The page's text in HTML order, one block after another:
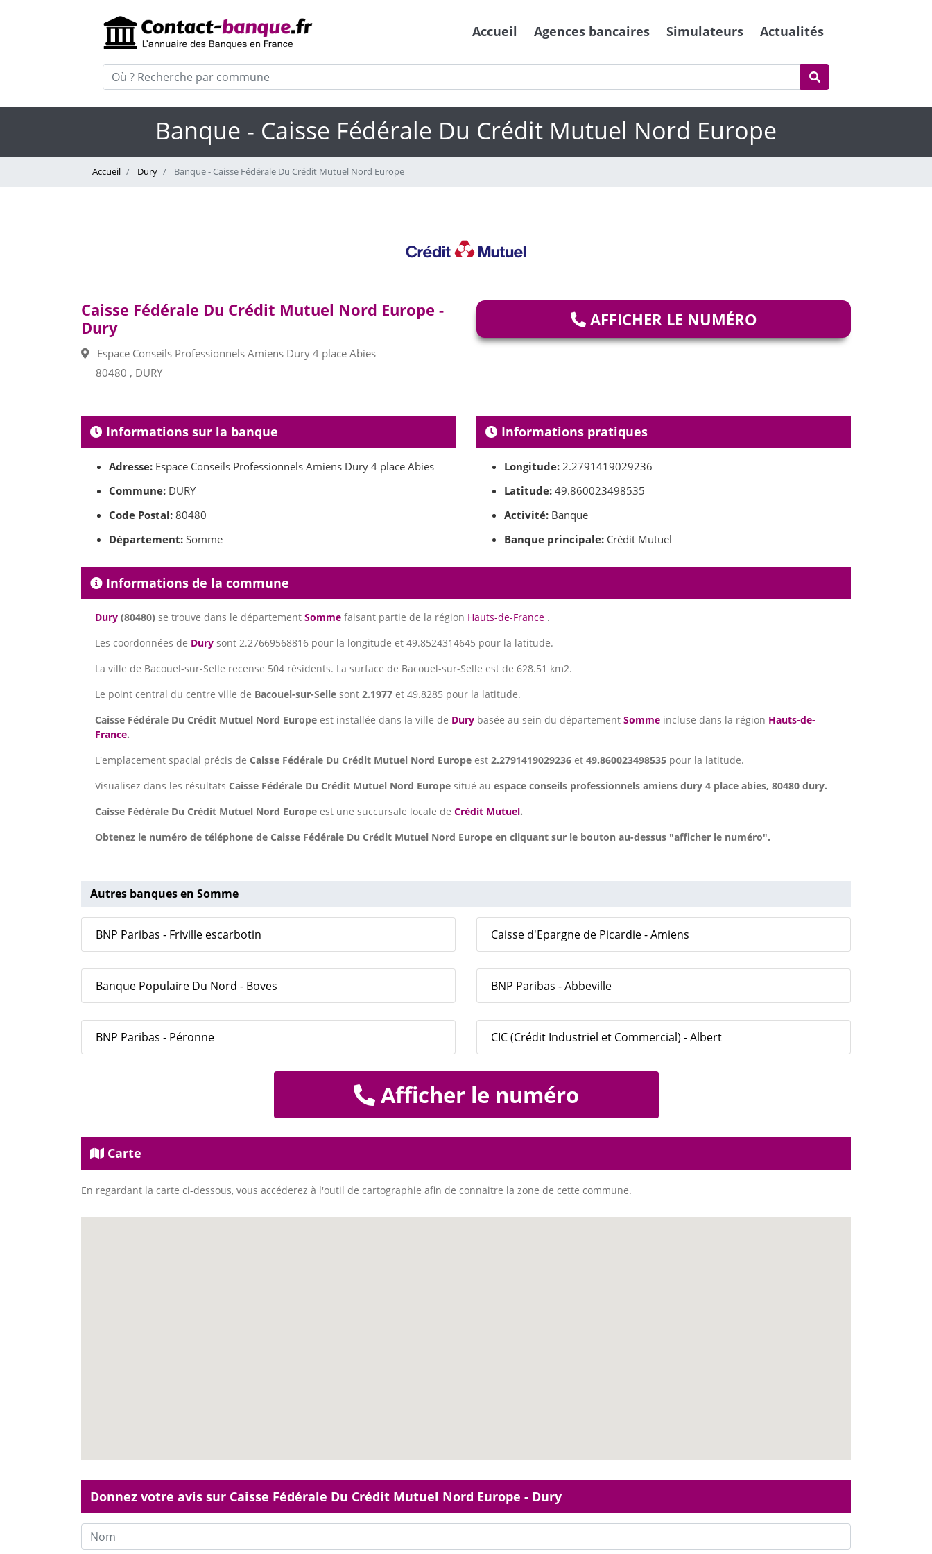
Accueil Agences bancaires Simulateurs Actualités
Banque - Caisse Fédérale Du Crédit Mutuel Nord Europe
Accueil Dury Banque - Caisse Fédérale Du Crédit Mutuel Nord Europe
Caisse Fédérale Du Crédit Mutuel Nord Europe -
Dury
Espace Conseils Professionnels Amiens Dury 4 place Abies
80480 , DURY
AFFICHER LE NUMÉRO
Informations sur la banque
Adresse: Espace Conseils Professionnels Amiens Dury 4 place Abies
Commune: DURY
Code Postal: 80480
Département: Somme
Informations pratiques
Longitude: 2.2791419029236
Latitude: 49.860023498535
Activité: Banque
Banque principale: Crédit Mutuel
Informations de la commune
Dury (80480) se trouve dans le département Somme faisant partie de la région Hauts-de-France .
Les coordonnées de Dury sont 2.27669568816 pour la longitude et 49.8524314645 pour la latitude.
La ville de Bacouel-sur-Selle recense 504 résidents. La surface de Bacouel-sur-Selle est de 628.51 km2.
Le point central du centre ville de Bacouel-sur-Selle sont 2.1977 et 49.8285 pour la latitude.
Caisse Fédérale Du Crédit Mutuel Nord Europe est installée dans la ville de Dury basée au sein du département Somme incluse dans la région Hauts-de-
France.
L'emplacement spacial précis de Caisse Fédérale Du Crédit Mutuel Nord Europe est 2.2791419029236 et 49.860023498535 pour la latitude.
Visualisez dans les résultats Caisse Fédérale Du Crédit Mutuel Nord Europe situé au espace conseils professionnels amiens dury 4 place abies, 80480 dury.
Caisse Fédérale Du Crédit Mutuel Nord Europe est une succursale locale de Crédit Mutuel.
Obtenez le numéro de téléphone de Caisse Fédérale Du Crédit Mutuel Nord Europe en cliquant sur le bouton au-dessus "afficher le numéro".
Autres banques en Somme
BNP Paribas - Friville escarbotin Caisse d'Epargne de Picardie - Amiens
Banque Populaire Du Nord - Boves BNP Paribas - Abbeville
BNP Paribas - Péronne CIC (Crédit Industriel et Commercial) - Albert
Afficher le numéro
Carte
En regardant la carte ci-dessous, vous accéderez à l'outil de cartographie afin de connaitre la zone de cette commune.
Donnez votre avis sur Caisse Fédérale Du Crédit Mutuel Nord Europe - Dury